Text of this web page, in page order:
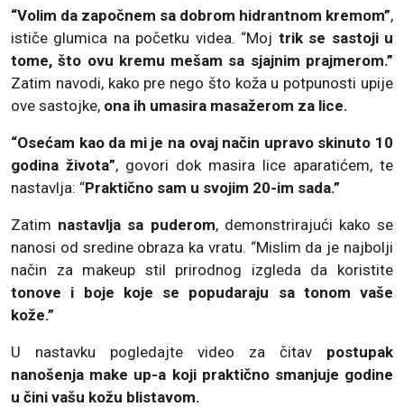
“Volim da započnem sa dobrom hidrantnom kremom”,
ističe glumica na početku videa. “Moj trik se sastoji u
tome, što ovu kremu mešam sa sjajnim prajmerom.”
Zatim navodi, kako pre nego što koža u potpunosti upije
ove sastojke, ona ih umasira masažerom za lice.
“Osećam kao da mi je na ovaj način upravo skinuto 10
godina života”, govori dok masira lice aparatićem, te
nastavlja: “Praktično sam u svojim 20-im sada.”
Zatim nastavlja sa puderom, demonstrirajući kako se
nanosi od sredine obraza ka vratu. “Mislim da je najbolji
način za makeup stil prirodnog izgleda da koristite
tonove i boje koje se popudaraju sa tonom vaše
kože.”
U nastavku pogledajte video za čitav postupak
nanošenja make up-a koji praktično smanjuje godine
u čini vašu kožu blistavom.